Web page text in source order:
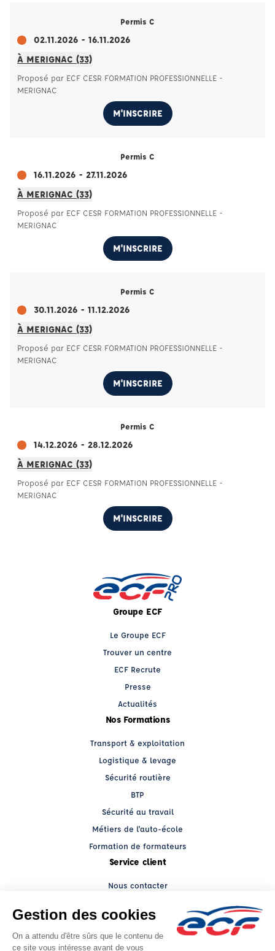
Permis C
02.11.2026 - 16.11.2026
À MERIGNAC (33)
Proposé par ECF CESR FORMATION PROFESSIONNELLE -
MERIGNAC
M'INSCRIRE
Permis C
16.11.2026 - 27.11.2026
À MERIGNAC (33)
Proposé par ECF CESR FORMATION PROFESSIONNELLE -
MERIGNAC
M'INSCRIRE
Permis C
30.11.2026 - 11.12.2026
À MERIGNAC (33)
Proposé par ECF CESR FORMATION PROFESSIONNELLE -
MERIGNAC
M'INSCRIRE
Permis C
14.12.2026 - 28.12.2026
À MERIGNAC (33)
Proposé par ECF CESR FORMATION PROFESSIONNELLE -
MERIGNAC
M'INSCRIRE
Groupe ECF
Le Groupe ECF
Trouver un centre
ECF Recrute
Presse
Actualités
Nos Formations
Transport & exploitation
Logistique & levage
Sécurité routière
BTP
Sécurité au travail
Métiers de l'auto-école
Formation de formateurs
Service client
Nous contacter
Espace client
Grands comptes